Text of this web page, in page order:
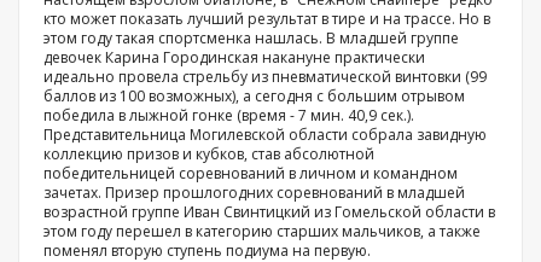
кто может показать лучший результат в тире и на трассе. Но в
этом году такая спортсменка нашлась. В младшей группе
девочек Карина Городинская накануне практически
идеально провела стрельбу из пневматической винтовки (99
баллов из 100 возможных), а сегодня с большим отрывом
победила в лыжной гонке (время - 7 мин. 40,9 сек.).
Представительница Могилевской области собрала завидную
коллекцию призов и кубков, став абсолютной
победительницей соревнований в личном и командном
зачетах. Призер прошлогодних соревнований в младшей
возрастной группе Иван Свинтицкий из Гомельской области в
этом году перешел в категорию старших мальчиков, а также
поменял вторую ступень подиума на первую.